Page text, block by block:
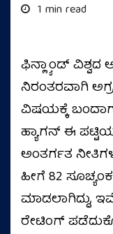
1 min read
ಫಿನ್ಲ್ಯಾಂಡ್
ನಿರಂತರವಾಗಿ
ವಿಷಯಕ್ಕೆ
ಹ್ಯಾಗನ್ ಈ
ಅಂತರ್ಗತ
ಹೀಗೆ 82
ಮಾಡಲಾಗಿದ್ದು,
ರೇಟಿಂಗ್‌